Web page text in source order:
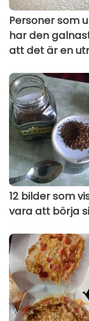
Personer som
har den
att det är en
12 bilder som
vara att börja